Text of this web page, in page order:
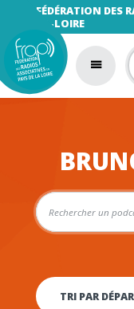
FÉDÉRATION DES
LA-LOIRE